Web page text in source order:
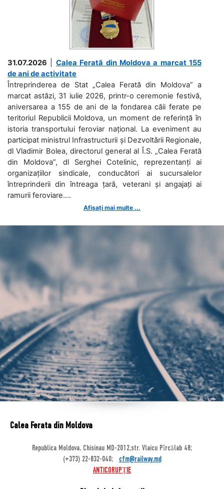
31.07.2026
Calea Ferată din Moldova a marcat 155
de ani de activitate
Întreprinderea de Stat „Calea Ferată din Moldova” a
marcat astăzi, 31 iulie 2026, printr-o ceremonie festivă,
aniversarea a 155 de ani de la fondarea căii ferate pe
teritoriul Republicii Moldova, un moment de referință în
istoria transportului feroviar național. La eveniment au
participat ministrul Infrastructurii și Dezvoltării Regionale,
dl Vladimir Bolea, directorul general al Î.S. „Calea Ferată
din Moldova”, dl Serghei Cotelinic, reprezentanți ai
organizațiilor sindicale, conducători ai sucursalelor
întreprinderii din întreaga țară, veterani și angajați ai
ramurii feroviare....
Afișați mai multe ...
Calea Ferata din Moldova
Republica Moldova, Chisinau MD-2012,str. Vlaicu Pîrcălab 48;
(+373) 22-832-040;
cfm@railway.md
ANTICORUPȚIE